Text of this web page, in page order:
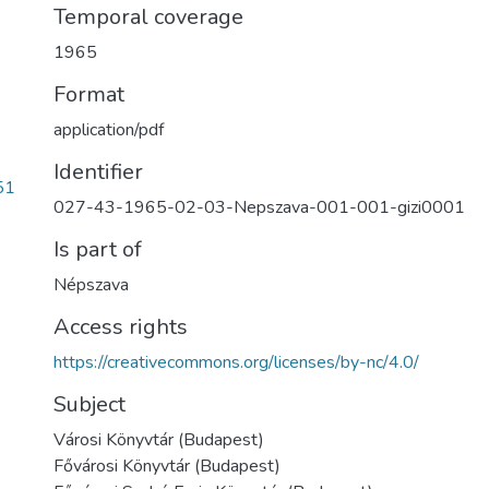
Temporal coverage
1965
Format
application/pdf
Identifier
027-43-1965-02-03-Nepszava-001-001-gizi0001
Is part of
Népszava
Access rights
https://creativecommons.org/licenses/by-nc/4.0/
Subject
Városi Könyvtár (Budapest)
Fővárosi Könyvtár (Budapest)